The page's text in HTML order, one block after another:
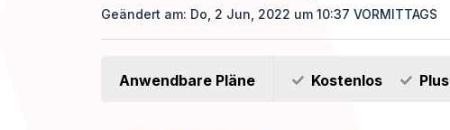
Geändert am: Do, 2 Jun, 2022 um 10:37 VORMITTAGS
Anwendbare Pläne Kostenlos Plus